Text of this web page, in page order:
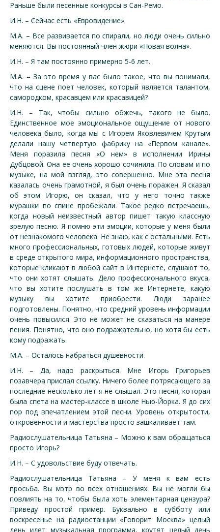
Раньше были песенные конкурсы в Сан-Ремо.
И.Н. – Сейчас есть «Евровидение».
М.А. – Все развивается по спирали, но люди очень сильно
меняются. Вы постоянный член жюри «Новая волна».
И.Н. – Я там постоянно примерно 5-6 лет.
М.А. – За это время у вас было такое, что вы понимали,
что на сцене поет человек, который является талантом,
самородком, красавцем или красавицей?
И.Н. – Так, чтобы сильно обжечь, такого не было.
Единственное мое эмоциональное ощущение от нового
человека было, когда мы с Игорем Яковлевичем Крутым
делали нашу четвертую фабрику на «Первом канале».
Меня поразила песня «О нем» в исполнении Ирины
Дубцовой. Она ее очень хорошо сочинила. По словам и по
музыке, на мой взгляд, это совершенно. Мне эта песня
казалась очень грамотной, я был очень поражен. Я сказал
об этом Игорю, он сказал, что у него точно также
мурашки по спине пробежали. Такое редко встречаешь,
когда новый неизвестный автор пишет такую классную
зрелую песню. Я помню эти эмоции, которые у меня были
от незнакомого человека. Не знаю, как с остальными. Есть
много профессиональных, готовых людей, которые живут
в среде открытого мира, информационного пространства,
которые кликают в любой сайт в Интернете, слушают то,
что они хотят слышать. Дело профессионального вкуса,
что вы хотите послушать в том же Интернете, какую
музыку вы хотите приобрести. Люди заранее
подготовлены. Понятно, что средний уровень информации
очень повысился. Это не может не сказаться на манере
пения. Понятно, что оно подражательно, но хотя бы есть
кому подражать.
М.А. – Осталось набраться душевности.
И.Н. – Да, надо раскрыться. Мне Игорь Григорьев
позавчера прислал ссылку. Ничего более потрясающего за
последние несколько лет я не слышал. Это песня, которая
была спета на мастер-классе в школе Нью-Йорка. Я до сих
пор под впечатлением этой песни. Уровень открытости,
откровенности и мастерства просто зашкаливает там.
Радиослушательница Татьяна – Можно к вам обращаться
просто Игорь?
И.Н. – С удовольствие буду отвечать.
Радиослушательница Татьяна – У меня к вам есть
просьба. Вы мэтр во всех отношениях. Вы не могли бы
повлиять на то, чтобы была хоть элементарная цензура?
Приведу простой пример. Буквально в субботу или
воскресенье на радиостанции «Говорит Москва» целый
день идет музыкальная программа, крутят целый день